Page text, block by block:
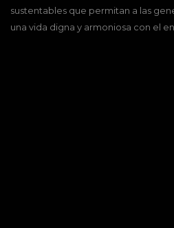
sustentables que permitan a las
una vida digna y armoniosa con el